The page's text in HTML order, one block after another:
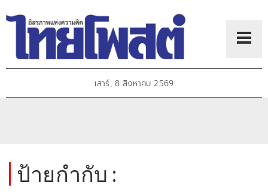
เสาร์, 8 สิงหาคม 2569
ป้ายกำกับ :